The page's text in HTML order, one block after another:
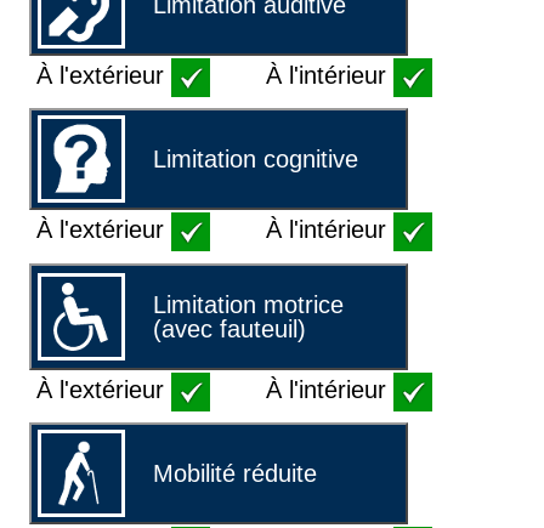
À l'extérieur À l'intérieur
Limitation cognitive
À l'extérieur À l'intérieur
Limitation motrice
(avec fauteuil)
À l'extérieur À l'intérieur
Mobilité réduite